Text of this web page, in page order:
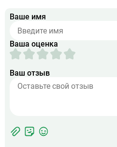
Ваше имя
Ваша оценка
Ваш отзыв
Фотографии
ЖК
Прикрепить
фото